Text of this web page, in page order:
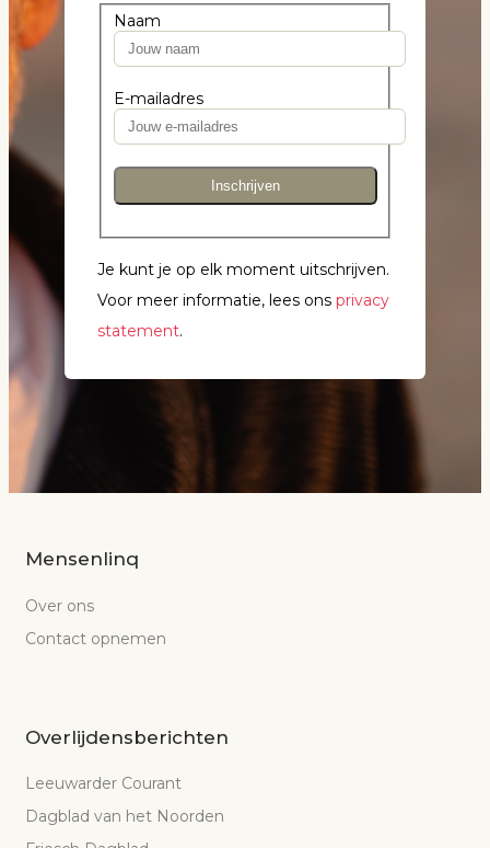
Naam
E-mailadres
Inschrijven
Je kunt je op elk moment uitschrijven.
Voor meer informatie, lees ons privacy
statement.
Mensenlinq
Over ons
Contact opnemen
Overlijdensberichten
Leeuwarder Courant
Dagblad van het Noorden